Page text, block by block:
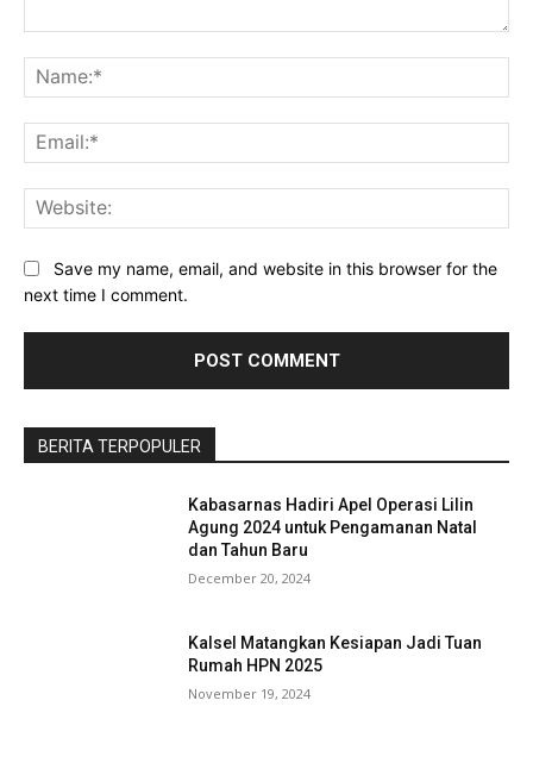
Baca Juga : Kecamatan Mendoyo Tertinggi
Kasus Kecelakaan, Polisi Siap Intensifkan
Tilang Manual
Save my name, email, and website in this browser for the
next time I comment.
BERITA TERPOPULER
Kabasarnas Hadiri Apel Operasi Lilin
Agung 2024 untuk Pengamanan Natal
dan Tahun Baru
December 20, 2024
Kalsel Matangkan Kesiapan Jadi Tuan
Rumah HPN 2025
November 19, 2024